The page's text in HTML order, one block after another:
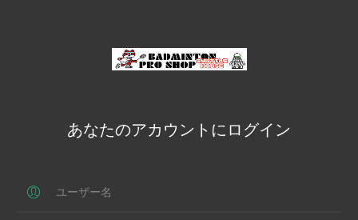
あなたのアカウントにログイン